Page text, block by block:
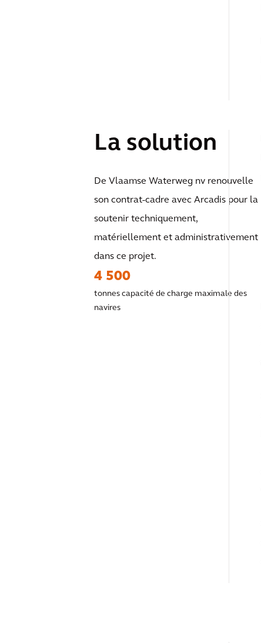
La solution
De Vlaamse Waterweg nv renouvelle
son contrat-cadre avec Arcadis pour la
soutenir techniquement,
matériellement et administrativement
dans ce projet.
4 500
tonnes capacité de charge maximale des
navires